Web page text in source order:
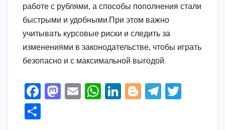
работе с рублями, а способы пополнения стали
быстрыми и удобными.При этом важно
учитывать курсовые риски и следить за
изменениями в законодательстве, чтобы играть
безопасно и с максимальной выгодой.
F
M
E
W
Li
Bl
T